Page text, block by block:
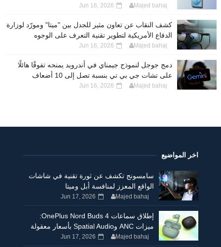
Majed bahaj
Jun 16, 2026
كشف النقاب عن تعاون مثير للجدل بين "ميتا" ومورّد لوزارة
الدفاع الأمريكية لتطوير تقنية التعرف على الوجوه
Majed bahaj
Jun 16, 2026
دمج جوجل لنموذج جيمناي في أندرويد يمنحه تفوقًا هائلًا
على تشات جي بي تي بنسبة تصل إلى 10 أضعاف
Majed bahaj
Jun 16, 2026
اخر المواضيع
سامسونج تكشف عن ثورة تقنية في شاشات
الواقع المعزز لمنافسة أبل وميتا
Majed bahaj
Jun 17, 2026
إطلاق سماعات OnePlus Nord Buds 4:
ميزات ANC وSpatial Audio بأسعار معقولة
Majed bahaj
Jun 17, 2026